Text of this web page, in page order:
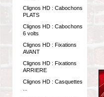
Clignos HD : Cabochons
PLATS
Clignos HD : Cabochons
6 volts
Clignos HD : Fixations
AVANT
Clignos HD : Fixations
ARRIERE
Clignos HD : Casquettes